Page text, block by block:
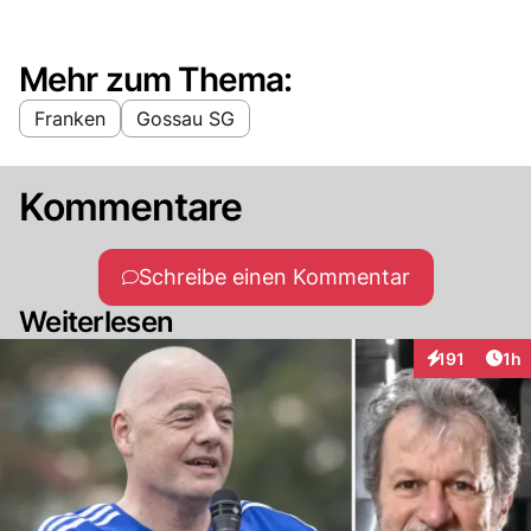
Mehr zum Thema:
Franken Gossau SG
Kommentare
Schreibe einen Kommentar
Weiterlesen
191
Interaktionen
1h